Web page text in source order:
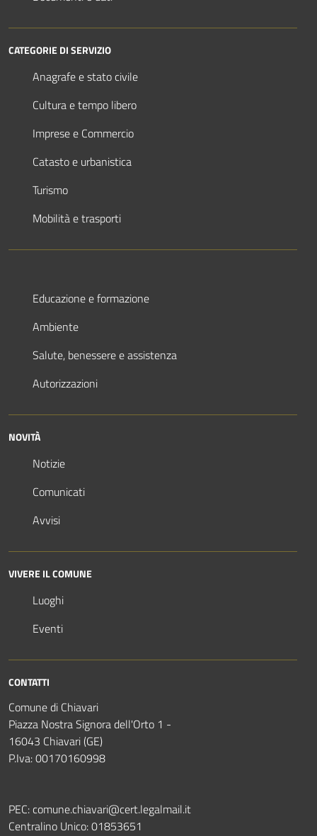
CATEGORIE DI SERVIZIO
Anagrafe e stato civile
Cultura e tempo libero
Imprese e Commercio
Catasto e urbanistica
Turismo
Mobilità e trasporti
Educazione e formazione
Ambiente
Salute, benessere e assistenza
Autorizzazioni
NOVITÀ
Notizie
Comunicati
Avvisi
VIVERE IL COMUNE
Luoghi
Eventi
CONTATTI
Comune di Chiavari
Piazza Nostra Signora dell'Orto 1 -
16043 Chiavari (GE)
P.Iva: 00170160998
PEC:comune.chiavari@cert.legalmail.it
Centralino Unico:01853651